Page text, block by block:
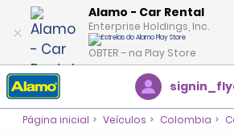
Alamo - Car Rental
Enterprise Holdings, Inc.
OBTER – na Play Store
Página inicial Veículos Colombia